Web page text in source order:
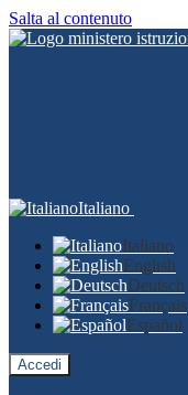
Salta al contenuto
Italiano
Italiano
English
Deutsch
Français
Español
Accedi